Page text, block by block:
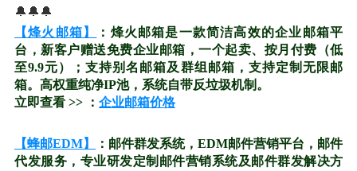
🔔🔔🔔
【烽火邮箱】
：烽火邮箱是一款简洁高效的企业邮箱平
台，新客户赠送免费企业邮箱，一个起卖、按月付费（低
至9.9元）；支持别名邮箱及群组邮箱，支持定制无限邮
箱。高权重纯净IP池，系统自带反垃圾机制。
立即查看 >> ： 企业邮箱价格
【蜂邮EDM】
：邮件群发系统，EDM邮件营销平台，邮件
代发服务，专业研发定制邮件营销系统及邮件群发解决方